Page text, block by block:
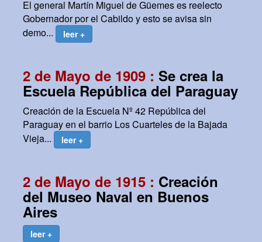
El general Martín Miguel de Güemes es reelecto
Gobernador por el Cabildo y esto se avisa sin
demo...
leer +
2 de Mayo de 1909 : Se crea la
Escuela República del Paraguay
Creación de la Escuela Nº 42 República del
Paraguay en el barrio Los Cuarteles de la Bajada
Vieja...
leer +
2 de Mayo de 1915 : Creación
del Museo Naval en Buenos
Aires
leer +